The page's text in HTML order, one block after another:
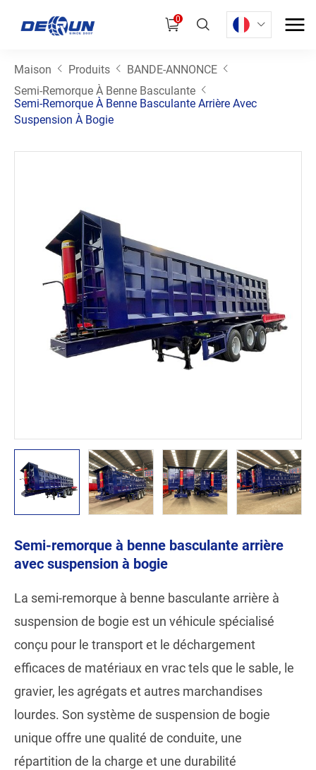
0
Maison Produits
BANDE-ANNONCE
Semi-Remorque À Benne Basculante
Semi-Remorque À Benne Basculante Arrière Avec
Suspension À Bogie
Semi-remorque à benne basculante arrière
avec suspension à bogie
La semi-remorque à benne basculante arrière à
suspension de bogie est un véhicule spécialisé
conçu pour le transport et le déchargement
efficaces de matériaux en vrac tels que le sable, le
gravier, les agrégats et autres marchandises
lourdes. Son système de suspension de bogie
unique offre une qualité de conduite, une
répartition de la charge et une durabilité